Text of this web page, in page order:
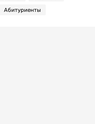
Абитуриенты